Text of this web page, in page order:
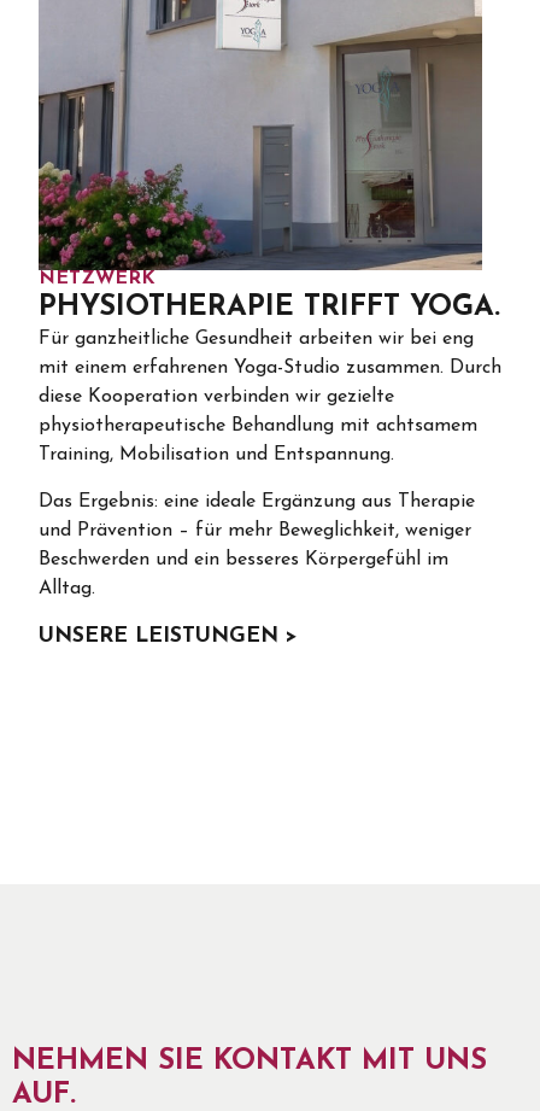
NETZWERK
PHYSIOTHERAPIE TRIFFT YOGA.
Für ganzheitliche Gesundheit arbeiten wir bei eng
mit einem erfahrenen Yoga-Studio zusammen. Durch
diese Kooperation verbinden wir gezielte
physiotherapeutische Behandlung mit achtsamem
Training, Mobilisation und Entspannung.
Das Ergebnis: eine ideale Ergänzung aus Therapie
und Prävention – für mehr Beweglichkeit, weniger
Beschwerden und ein besseres Körpergefühl im
Alltag.
UNSERE LEISTUNGEN >
NEHMEN SIE KONTAKT MIT UNS
AUF.